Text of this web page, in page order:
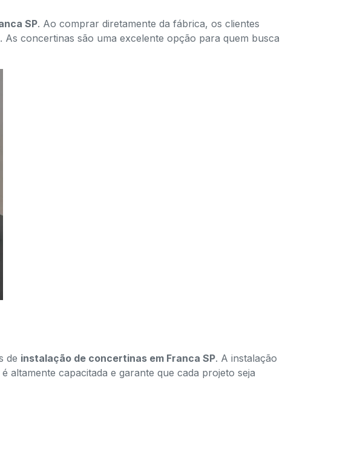
SP. Ao comprar diretamente da fábrica, os clientes
concertinas são uma excelente opção para quem busca
de instalação de concertinas em Franca SP. A instalação
altamente capacitada e garante que cada projeto seja